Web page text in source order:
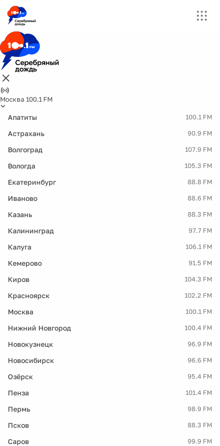
Москва 100.1 FM
Апатиты 100.1 FM
Астрахань 90.9 FM
Волгоград 107.9 FM
Вологда 105.3 FM
Екатеринбург 88.8 FM
Иваново 88.6 FM
Казань 88.3 FM
Калининград 97.7 FM
Калуга 106.1 FM
Кемерово 91.5 FM
Киров 104.3 FM
Красноярск 102.2 FM
Москва 100.1 FM
Нижний Новгород 100.4 FM
Новокузнецк 96.9 FM
Новосибирск 96.6 FM
Озёрск 95.4 FM
Пенза 101.4 FM
Пермь 98.9 FM
Псков 88.3 FM
Саров 99.9 FM